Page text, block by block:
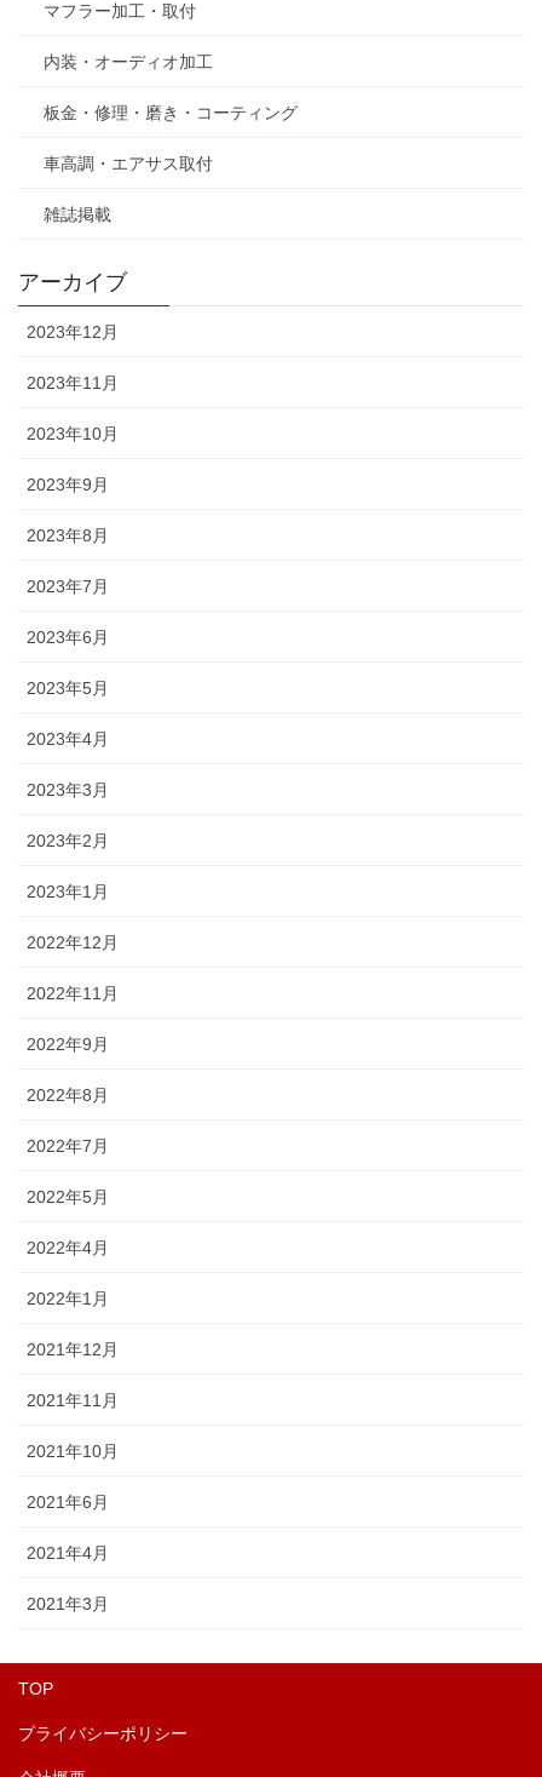
マフラー加工・取付
内装・オーディオ加工
板金・修理・磨き・コーティング
車高調・エアサス取付
雑誌掲載
アーカイブ
2023年12月
2023年11月
2023年10月
2023年9月
2023年8月
2023年7月
2023年6月
2023年5月
2023年4月
2023年3月
2023年2月
2023年1月
2022年12月
2022年11月
2022年9月
2022年8月
2022年7月
2022年5月
2022年4月
2022年1月
2021年12月
2021年11月
2021年10月
2021年6月
2021年4月
2021年3月
TOP
プライバシーポリシー